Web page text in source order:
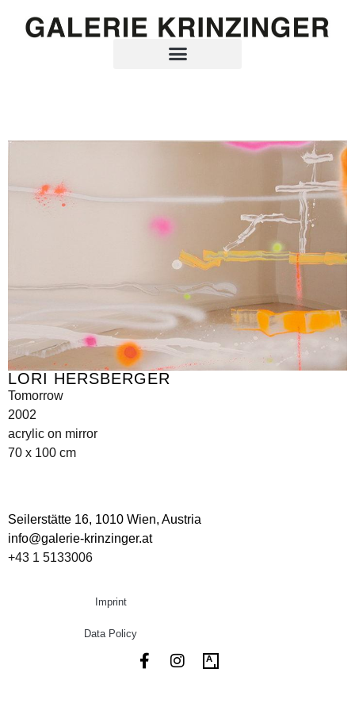
LORI HERSBERGER
Tomorrow
2002
acrylic on mirror
70 x 100 cm
Seilerstätte 16, 1010 Wien, Austria
info@galerie-krinzinger.at
+43 1 5133006
Imprint
Data Policy